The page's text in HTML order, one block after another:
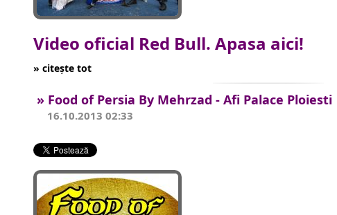
Video oficial Red Bull. Apasa aici!
» citește tot
» Food of Persia By Mehrzad - Afi Palace Ploiesti
16.10.2013 02:33